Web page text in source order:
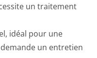
un traitement
idéal pour une
un entretien